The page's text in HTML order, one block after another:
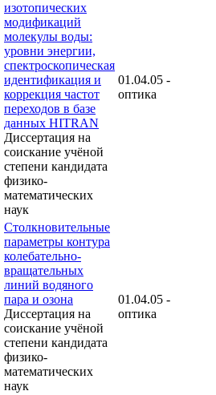
изотопических
модификаций
молекулы воды:
уровни энергии,
спектроскопическая
идентификация и
коррекция частот
переходов в базе
данных HITRAN
Диссертация на
соискание учёной
степени кандидата
физико-
математических
наук
01.04.05 -
оптика
Столкновительные
параметры контура
колебательно-
вращательных
линий водяного
пара и озона
Диссертация на
соискание учёной
степени кандидата
физико-
математических
наук
01.04.05 -
оптика